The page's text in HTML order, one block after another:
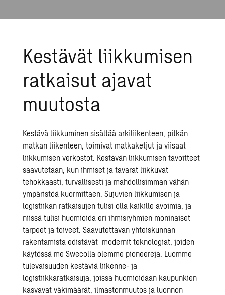
Kestävät liikkumisen
ratkaisut ajavat
muutosta
Kestävä liikkuminen sisältää arkiliikenteen, pitkän
matkan liikenteen, toimivat matkaketjut javiisaat
liikkumisen verkostot. Kestävän liikkumisen tavoitteet
saavutetaan, kun ihmiset ja tavarat liikkuvat
tehokkaasti, turvallisesti ja mahdollisimman vähän
ympäristöä kuormittaen. Sujuvien liikkumisen ja
logistiikan ratkaisujen tulisi olla kaikille avoimia, ja
niissä tulisi huomioida eri ihmisryhmien moninaiset
tarpeet ja toiveet. Saavutettavan yhteiskunnan
rakentamistaedistävät modernit teknologiat, joiden
käytössä me Swecolla olemme pioneereja. Luomme
tulevaisuuden kestäviä liikenne- ja
logistiikkaratkaisuja, joissa huomioidaan kaupunkien
kasvavat väkimäärät, ilmastonmuutosja luonnon